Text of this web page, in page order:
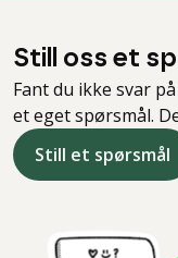
Still oss et
Fant du ikke svar
et eget spørsmål.
Still et spørsmål